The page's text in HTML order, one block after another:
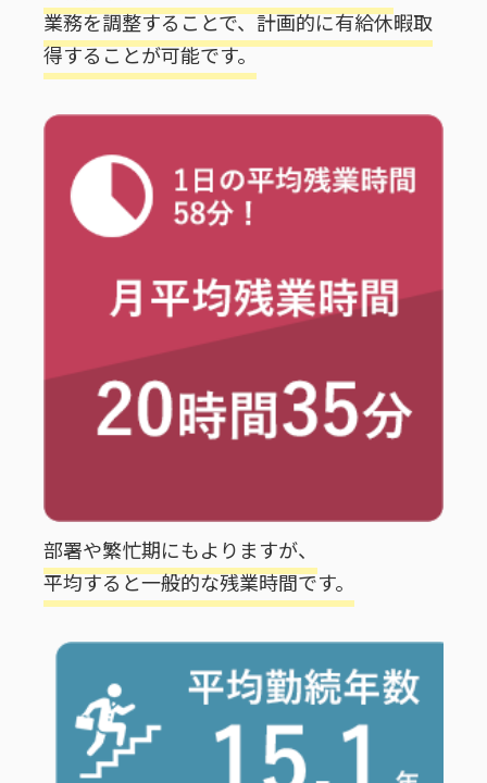
業務を調整することで、計画的に有給休暇取
得することが可能です。
部署や繁忙期にもよりますが、
平均すると一般的な残業時間です。